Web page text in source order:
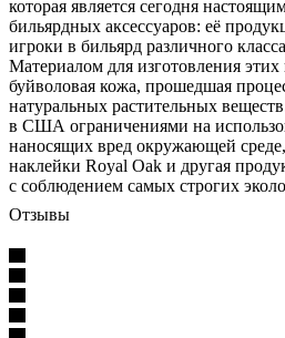
которая является сегодня
бильярдных аксессуаров: её
игроки в бильярд различного
Материалом для изготовления этих
буйволовая кожа, прошедшая
натуральных растительных
в США ограничениями на
наносящих вред окружающей
наклейки Royal Oak и другая
с соблюдением самых строгих
Отзывы